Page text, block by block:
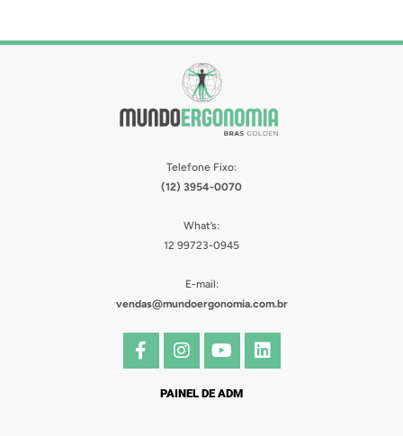
Telefone Fixo:
(12) 3954-0070
What’s:
12 99723-0945
E-mail:
vendas@mundoergonomia.com.br
F
a
I
n
t
Y
o
t
L
i
PAINEL DE ADM